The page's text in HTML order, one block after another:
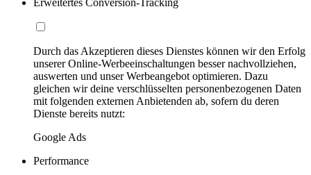
Durch das Akzeptieren dieses Dienstes können wir den Erfolg
unserer Online-Werbeeinschaltungen besser nachvollziehen,
auswerten und unser Werbeangebot optimieren. Dazu
gleichen wir deine verschlüsselten personenbezogenen Daten
mit folgenden externen Anbietenden ab, sofern du deren
Dienste bereits nutzt:
Google Ads
Performance